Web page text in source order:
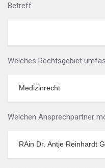
Betreff
Welches Rechtsgebiet
Welchen Ansprechpartner